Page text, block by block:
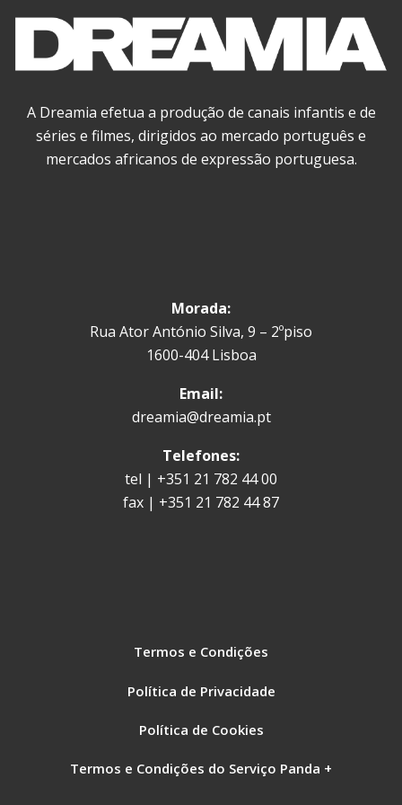
A Dreamia efetua a produção de canais infantis e de
séries e filmes, dirigidos ao mercado português e
mercados africanos de expressão portuguesa.
Morada:
Rua Ator António Silva, 9 – 2ºpiso
1600-404 Lisboa
Email:
dreamia@dreamia.pt
Telefones:
tel | +351 21 782 44 00
fax | +351 21 782 44 87
Termos e Condições
Política de Privacidade
Política de Cookies
Termos e Condições do Serviço Panda +